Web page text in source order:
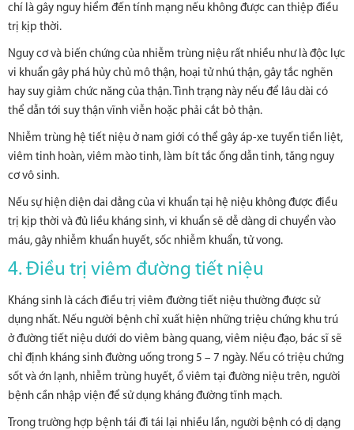
chí là gây nguy hiểm đến tính mạng nếu không được can thiệp điều
trị kịp thời.
Nguy cơ và biến chứng của nhiễm trùng niệu rất nhiều như là độc lực
vi khuẩn gây phá hủy chủ mô thận, hoại tử nhú thận, gây tắc nghẽn
hay suy giảm chức năng của thận. Tình trạng này nếu để lâu dài có
thể dẫn tới suy thận vĩnh viễn hoặc phải cắt bỏ thận.
Nhiễm trùng hệ tiết niệu ở nam giới có thể gây áp-xe tuyến tiền liệt,
viêm tinh hoàn, viêm mào tinh, làm bít tắc ống dẫn tinh, tăng nguy
cơ vô sinh.
Nếu sự hiện diện dai dẳng của vi khuẩn tại hệ niệu không được điều
trị kịp thời và đủ liều kháng sinh, vi khuẩn sẽ dễ dàng di chuyển vào
máu, gây nhiễm khuẩn huyết, sốc nhiễm khuẩn, tử vong.
4. Điều trị viêm đường tiết niệu
Kháng sinh là cách điều trị viêm đường tiết niệu thường được sử
dụng nhất. Nếu người bệnh chỉ xuất hiện những triệu chứng khu trú
ở đường tiết niệu dưới do viêm bàng quang, viêm niệu đạo, bác sĩ sẽ
chỉ định kháng sinh đường uống trong 5 – 7 ngày. Nếu có triệu chứng
sốt và ớn lạnh, nhiễm trùng huyết, ổ viêm tại đường niệu trên, người
bệnh cần nhập viện để sử dụng kháng đường tĩnh mạch.
Trong trường hợp bệnh tái đi tái lại nhiều lần, người bệnh có dị dạng